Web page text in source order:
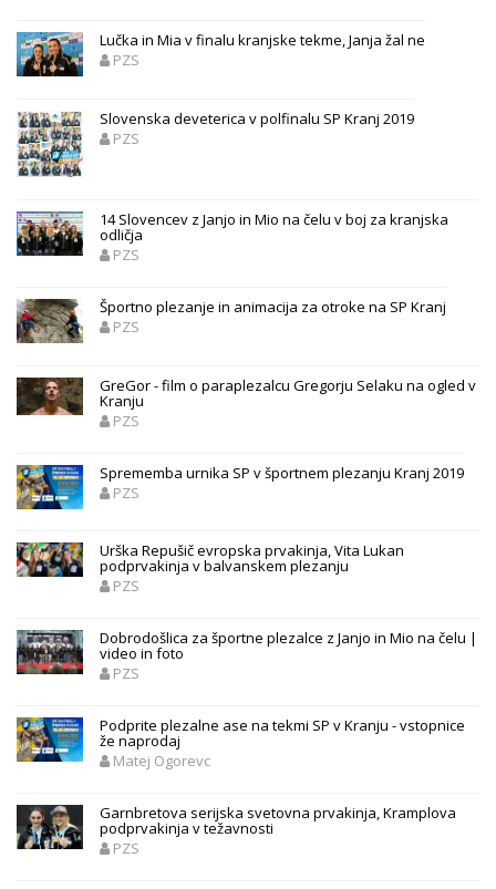
Lučka in Mia v finalu kranjske tekme, Janja žal ne
PZS
Slovenska deveterica v polfinalu SP Kranj 2019
PZS
14 Slovencev z Janjo in Mio na čelu v boj za kranjska
odličja
PZS
Športno plezanje in animacija za otroke na SP Kranj
PZS
GreGor - film o paraplezalcu Gregorju Selaku na ogled v
Kranju
PZS
Sprememba urnika SP v športnem plezanju Kranj 2019
PZS
Urška Repušič evropska prvakinja, Vita Lukan
podprvakinja v balvanskem plezanju
PZS
Dobrodošlica za športne plezalce z Janjo in Mio na čelu |
video in foto
PZS
Podprite plezalne ase na tekmi SP v Kranju - vstopnice
že naprodaj
Matej Ogorevc
Garnbretova serijska svetovna prvakinja, Kramplova
podprvakinja v težavnosti
PZS